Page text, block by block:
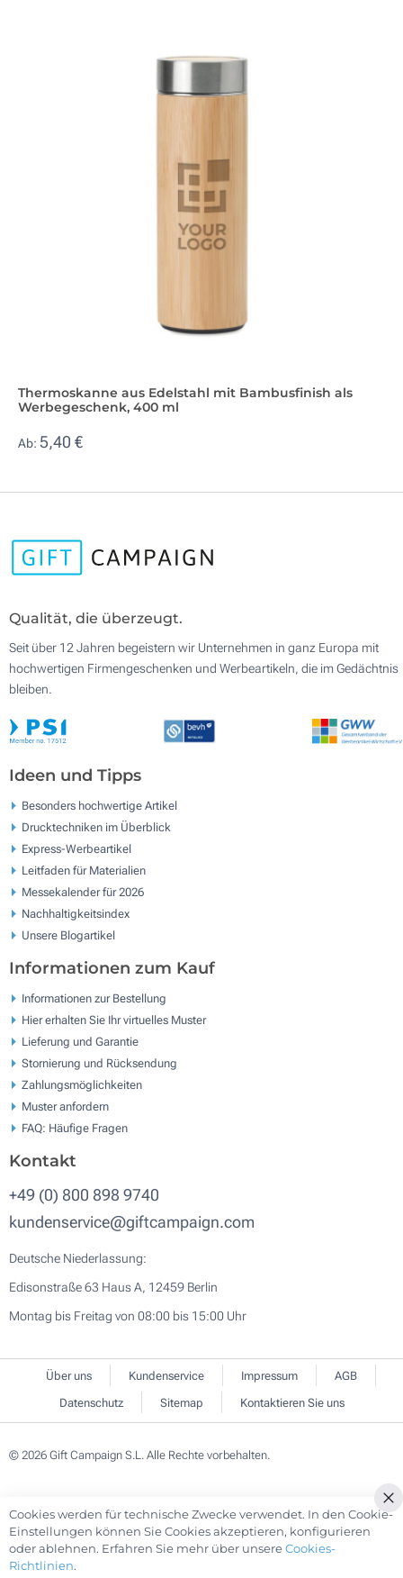
Thermoskanne aus Edelstahl mit Bambusfinish als
Werbegeschenk, 400 ml
Ab: 5,40 €
Qualität, die überzeugt.
Seit über 12 Jahren begeistern wir Unternehmen in ganz Europa mit
hochwertigen Firmengeschenken und Werbeartikeln, die im Gedächtnis
bleiben.
Ideen und Tipps
Besonders hochwertige Artikel
Drucktechniken im Überblick
Express-Werbeartikel
Leitfaden für Materialien
Messekalender für 2026
Nachhaltigkeitsindex
Unsere Blogartikel
Informationen zum Kauf
Informationen zur Bestellung
Hier erhalten Sie Ihr virtuelles Muster
Lieferung und Garantie
Stornierung und Rücksendung
Zahlungsmöglichkeiten
Muster anfordern
FAQ: Häufige Fragen
Kontakt
+49 (0) 800 898 9740
kundenservice@giftcampaign.com
Deutsche Niederlassung:
Edisonstraße 63 Haus A, 12459 Berlin
Montag bis Freitag von 08:00 bis 15:00 Uhr
Über uns Kundenservice Impressum
AGB
Datenschutz
Sitemap Kontaktieren Sie uns
© 2026 Gift Campaign S.L. Alle Rechte vorbehalten.
Cookies werden für technische Zwecke verwendet. In den Cookie-
Einstellungen können Sie Cookies akzeptieren, konfigurieren
oder ablehnen. Erfahren Sie mehr über unsereCookies-
Richtlinien.